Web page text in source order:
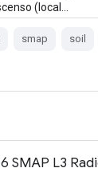
(local…
smap soil
SMAP L3